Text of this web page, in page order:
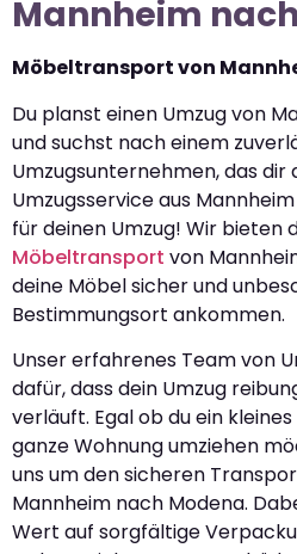
Mannheim
Möbeltransport von
Du planst einen Umzug von
und suchst nach einem
Umzugsunternehmen, das dir
Umzugsservice aus
für deinen Umzug! Wir bieten
Möbeltransport von
deine Möbel sicher und
Bestimmungsort ankommen.
Unser erfahrenes Team von
dafür, dass dein Umzug
verläuft. Egal ob du ein
ganze Wohnung umziehen
uns um den sicheren
Mannheim nach Modena.
Wert auf sorgfältige